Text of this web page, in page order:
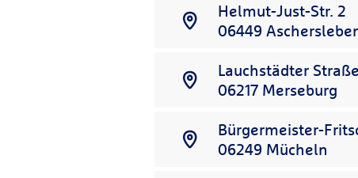
Helmut-Just-Str. 2
06449
Lauchstädter
06217 Merseburg
Bürgermeister-
06249 Mücheln